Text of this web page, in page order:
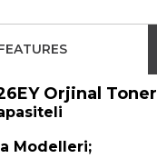
Orjinal Toner
Modelleri;